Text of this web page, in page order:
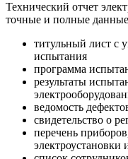
Технический отчет
точные и полные
титульный лист с
испытания
программа
результаты
ведомость
свидетельство о
перечень
электроустановки